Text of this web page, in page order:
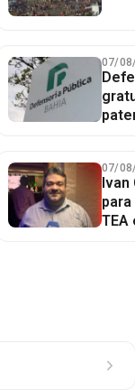
07/
07/
Ivan
TEA